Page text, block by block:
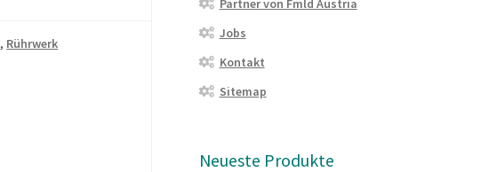
, Rührwerk
Partner von Fmld Austria
Jobs
Kontakt
Sitemap
Neueste Produkte